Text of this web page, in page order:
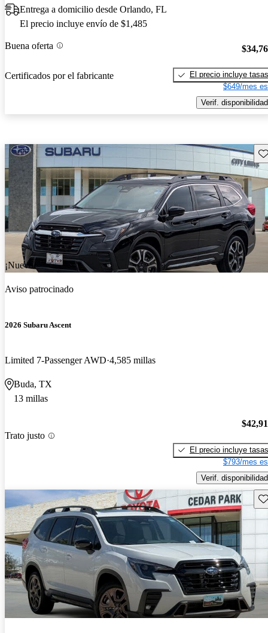
Entrega a domicilio desde Orlando, FL
El precio incluye envío de $1,485
Buena oferta
Certificados por el fabricante
El precio incluye tasas
$649/mes
Verif. disponibilidad
¡Nuevo!
Aviso patrocinado
2026 Subaru Ascent
Limited 7-Passenger AWD 4,585 millas
Buda, TX
13 millas
Trato justo
El precio incluye tasas
$793/mes
Verif. disponibilidad